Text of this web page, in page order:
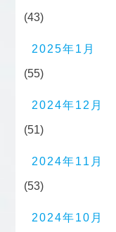
(43)
2025年1月
(55)
2024年12月
(51)
2024年11月
(53)
2024年10月